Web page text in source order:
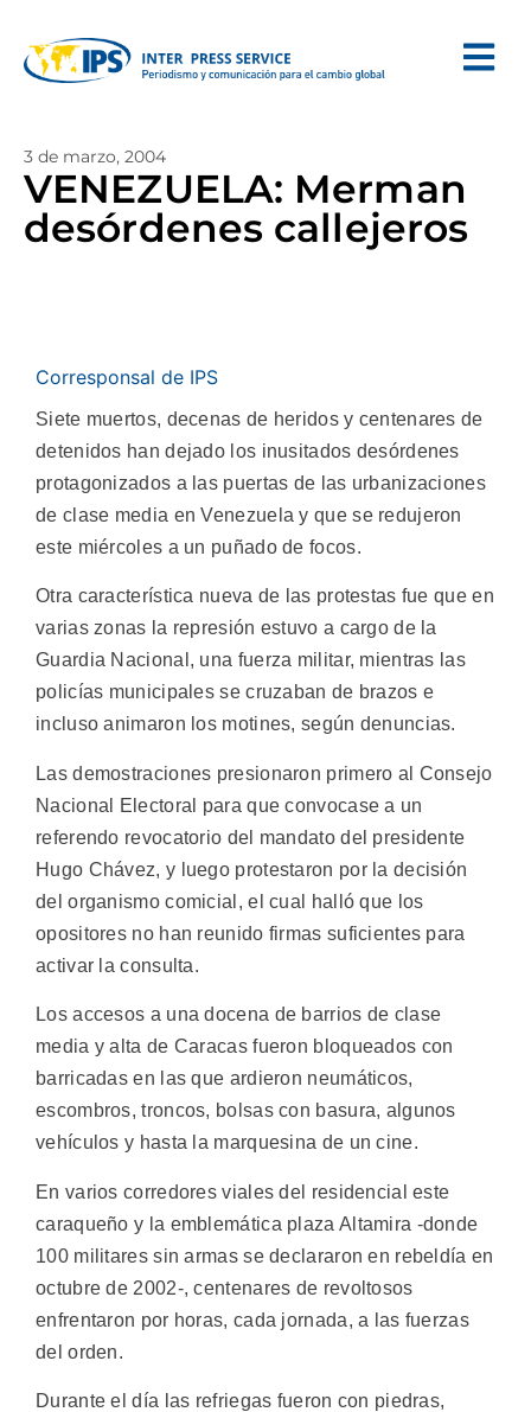
3 de marzo, 2004
VENEZUELA: Merman
desórdenes callejeros
Corresponsal de IPS
Siete muertos, decenas de heridos y centenares de
detenidos han dejado los inusitados desórdenes
protagonizados a las puertas de las urbanizaciones
de clase media en Venezuela y que se redujeron
este miércoles a un puñado de focos.
Otra característica nueva de las protestas fue que en
varias zonas la represión estuvo a cargo de la
Guardia Nacional, una fuerza militar, mientras las
policías municipales se cruzaban de brazos e
incluso animaron los motines, según denuncias.
Las demostraciones presionaron primero al Consejo
Nacional Electoral para que convocase a un
referendo revocatorio del mandato del presidente
Hugo Chávez, y luego protestaron por la decisión
del organismo comicial, el cual halló que los
opositores no han reunido firmas suficientes para
activar la consulta.
Los accesos a una docena de barrios de clase
media y alta de Caracas fueron bloqueados con
barricadas en las que ardieron neumáticos,
escombros, troncos, bolsas con basura, algunos
vehículos y hasta la marquesina de un cine.
En varios corredores viales del residencial este
caraqueño y la emblemática plaza Altamira -donde
100 militares sin armas se declararon en rebeldía en
octubre de 2002-, centenares de revoltosos
enfrentaron por horas, cada jornada, a las fuerzas
del orden.
Durante el día las refriegas fueron con piedras,